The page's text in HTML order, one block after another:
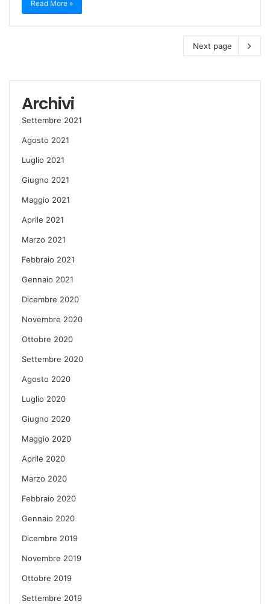
Read More »
Next page
Archivi
Settembre 2021
Agosto 2021
Luglio 2021
Giugno 2021
Maggio 2021
Aprile 2021
Marzo 2021
Febbraio 2021
Gennaio 2021
Dicembre 2020
Novembre 2020
Ottobre 2020
Settembre 2020
Agosto 2020
Luglio 2020
Giugno 2020
Maggio 2020
Aprile 2020
Marzo 2020
Febbraio 2020
Gennaio 2020
Dicembre 2019
Novembre 2019
Ottobre 2019
Settembre 2019